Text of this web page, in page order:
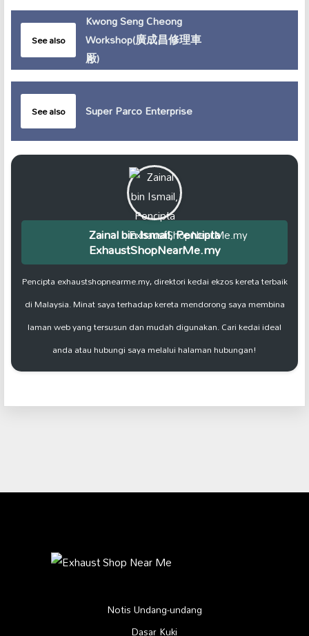
See also
Kwong Seng Cheong
Workshop(廣成昌修理車
厰)
See also Super Parco Enterprise
Zainal bin Ismail, Pencipta
ExhaustShopNearMe.my
Pencipta exhaustshopnearme.my, direktori kedai ekzos kereta terbaik
di Malaysia. Minat saya terhadap kereta mendorong saya membina
laman web yang tersusun dan mudah digunakan. Cari kedai ideal
anda atau hubungi saya melalui halaman hubungan!
Notis Undang-undang
Dasar Kuki